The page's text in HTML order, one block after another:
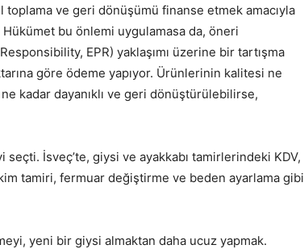
toplama ve geri dönüşümü finanse etmek amacıyla
bu önlemi uygulamasa da, öneri
EPR) yaklaşımı üzerine bir tartışma
göre ödeme yapıyor. Ürünlerinin kalitesi ne
kadar dayanıklı ve geri dönüştürülebilirse,
İsveç’te, giysi ve ayakkabı tamirlerindeki KDV,
tamiri, fermuar değiştirme ve beden ayarlama gibi
yeni bir giysi almaktan daha ucuz yapmak.